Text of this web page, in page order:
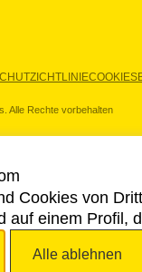
COOKIES
Alle Rechte vorbehalten
Cookies von
auf einem Profil,
Alle ablehnen